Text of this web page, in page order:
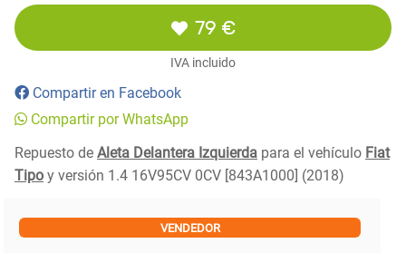
79 €
IVA incluido
Compartir en Facebook
Compartir por WhatsApp
Repuesto de Aleta Delantera Izquierda para el vehículo Fiat
Tipo y versión 1.4 16V95CV 0CV [843A1000] (2018)
VENDEDOR